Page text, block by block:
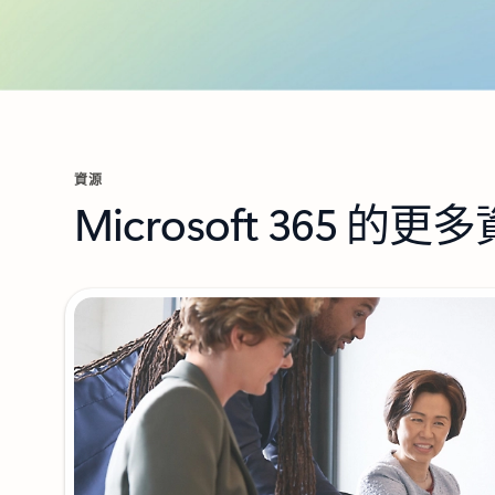
資源
Microsoft 365 的更多
顯示 1/2 (共 3 張投影片)